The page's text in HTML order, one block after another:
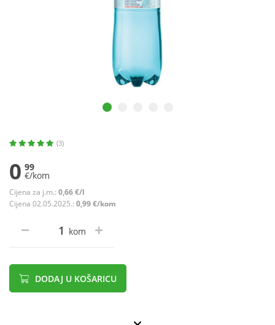
(3)
0 99
€/kom
Cijena za j.m.: 0,66 €/l
Cijena 02.05.2025.: 0,99 €/kom
kom
DODAJ U KOŠARICU